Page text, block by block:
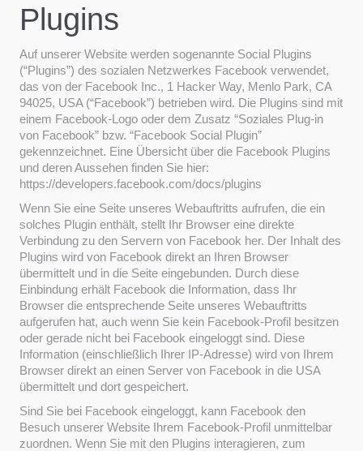
Plugins
Auf unserer Website werden sogenannte Social Plugins
(“Plugins”) des sozialen Netzwerkes Facebook verwendet,
das von der Facebook Inc., 1 Hacker Way, Menlo Park, CA
94025, USA (“Facebook”) betrieben wird. Die Plugins sind mit
einem Facebook-Logo oder dem Zusatz “Soziales Plug-in
von Facebook” bzw. “Facebook Social Plugin”
gekennzeichnet. Eine Übersicht über die Facebook Plugins
und deren Aussehen finden Sie hier:
https://developers.facebook.com/docs/plugins
Wenn Sie eine Seite unseres Webauftritts aufrufen, die ein
solches Plugin enthält, stellt Ihr Browser eine direkte
Verbindung zu den Servern von Facebook her. Der Inhalt des
Plugins wird von Facebook direkt an Ihren Browser
übermittelt und in die Seite eingebunden. Durch diese
Einbindung erhält Facebook die Information, dass Ihr
Browser die entsprechende Seite unseres Webauftritts
aufgerufen hat, auch wenn Sie kein Facebook-Profil besitzen
oder gerade nicht bei Facebook eingeloggt sind. Diese
Information (einschließlich Ihrer IP-Adresse) wird von Ihrem
Browser direkt an einen Server von Facebook in die USA
übermittelt und dort gespeichert.
Sind Sie bei Facebook eingeloggt, kann Facebook den
Besuch unserer Website Ihrem Facebook-Profil unmittelbar
zuordnen. Wenn Sie mit den Plugins interagieren, zum